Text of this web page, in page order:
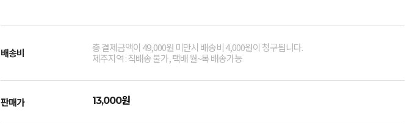
배송비
총 결제금액이 49,000원 미만시 배송비 4,000원이 청구됩니다.
제주지역 : 직배송 불가, 택배 월~목 배송가능
판매가 13,000원